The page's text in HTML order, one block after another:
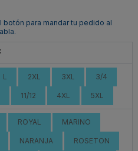
para mandar tu pedido al
L 2XL 3XL 3/4
11/12 4XL 5XL
ROYAL MARINO
NARANJA ROSETON